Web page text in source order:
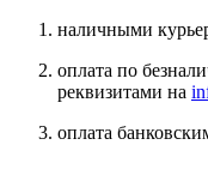
наличными
оплата по
реквизитами на
оплата